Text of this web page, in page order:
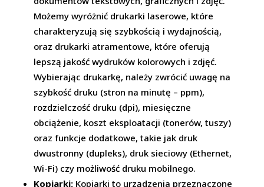
Możemy wyróżnić drukarki laserowe, które
charakteryzują się szybkością i wydajnością,
oraz drukarki atramentowe, które oferują
lepszą jakość wydruków kolorowych i zdjęć.
Wybierając drukarkę, należy zwrócić uwagę na
szybkość druku (stron na minutę – ppm),
rozdzielczość druku (dpi), miesięczne
obciążenie, koszt eksploatacji (tonerów, tuszy)
oraz funkcje dodatkowe, takie jak druk
dwustronny (dupleks), druk sieciowy (Ethernet,
Wi-Fi) czy możliwość druku mobilnego.
Kopiarki: Kopiarki to urządzenia przeznaczone